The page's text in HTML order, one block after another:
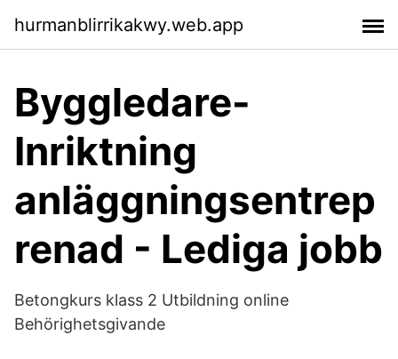
hurmanblirrikakwy.web.app
Byggledare-
Inriktning
anläggningsentrep
renad - Lediga jobb
Betongkurs klass 2 Utbildning online
Behörighetsgivande